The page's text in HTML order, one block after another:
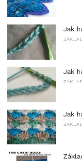
Jak
Jak
Jak